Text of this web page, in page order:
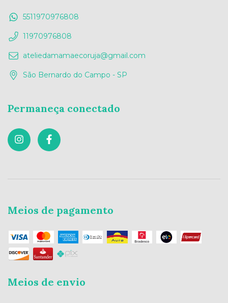
5511970976808
11970976808
ateliedamamaecoruja@gmail.com
São Bernardo do Campo - SP
Permaneça conectado
Meios de pagamento
Meios de envio